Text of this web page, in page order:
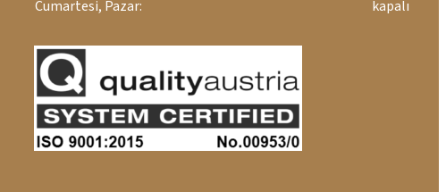
Cumartesi, Pazar:
kapalı